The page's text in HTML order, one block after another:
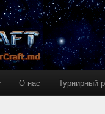
О нас Турнирный